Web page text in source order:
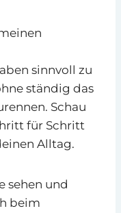
sinnvoll zu
ständig das
Schau
für Schritt
Alltag.
sehen und
beim